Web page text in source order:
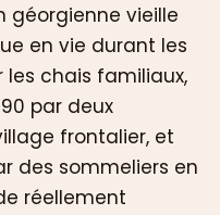
géorgienne vieille
en vie durant les
chais familiaux,
par deux
frontalier, et
des sommeliers en
réellement